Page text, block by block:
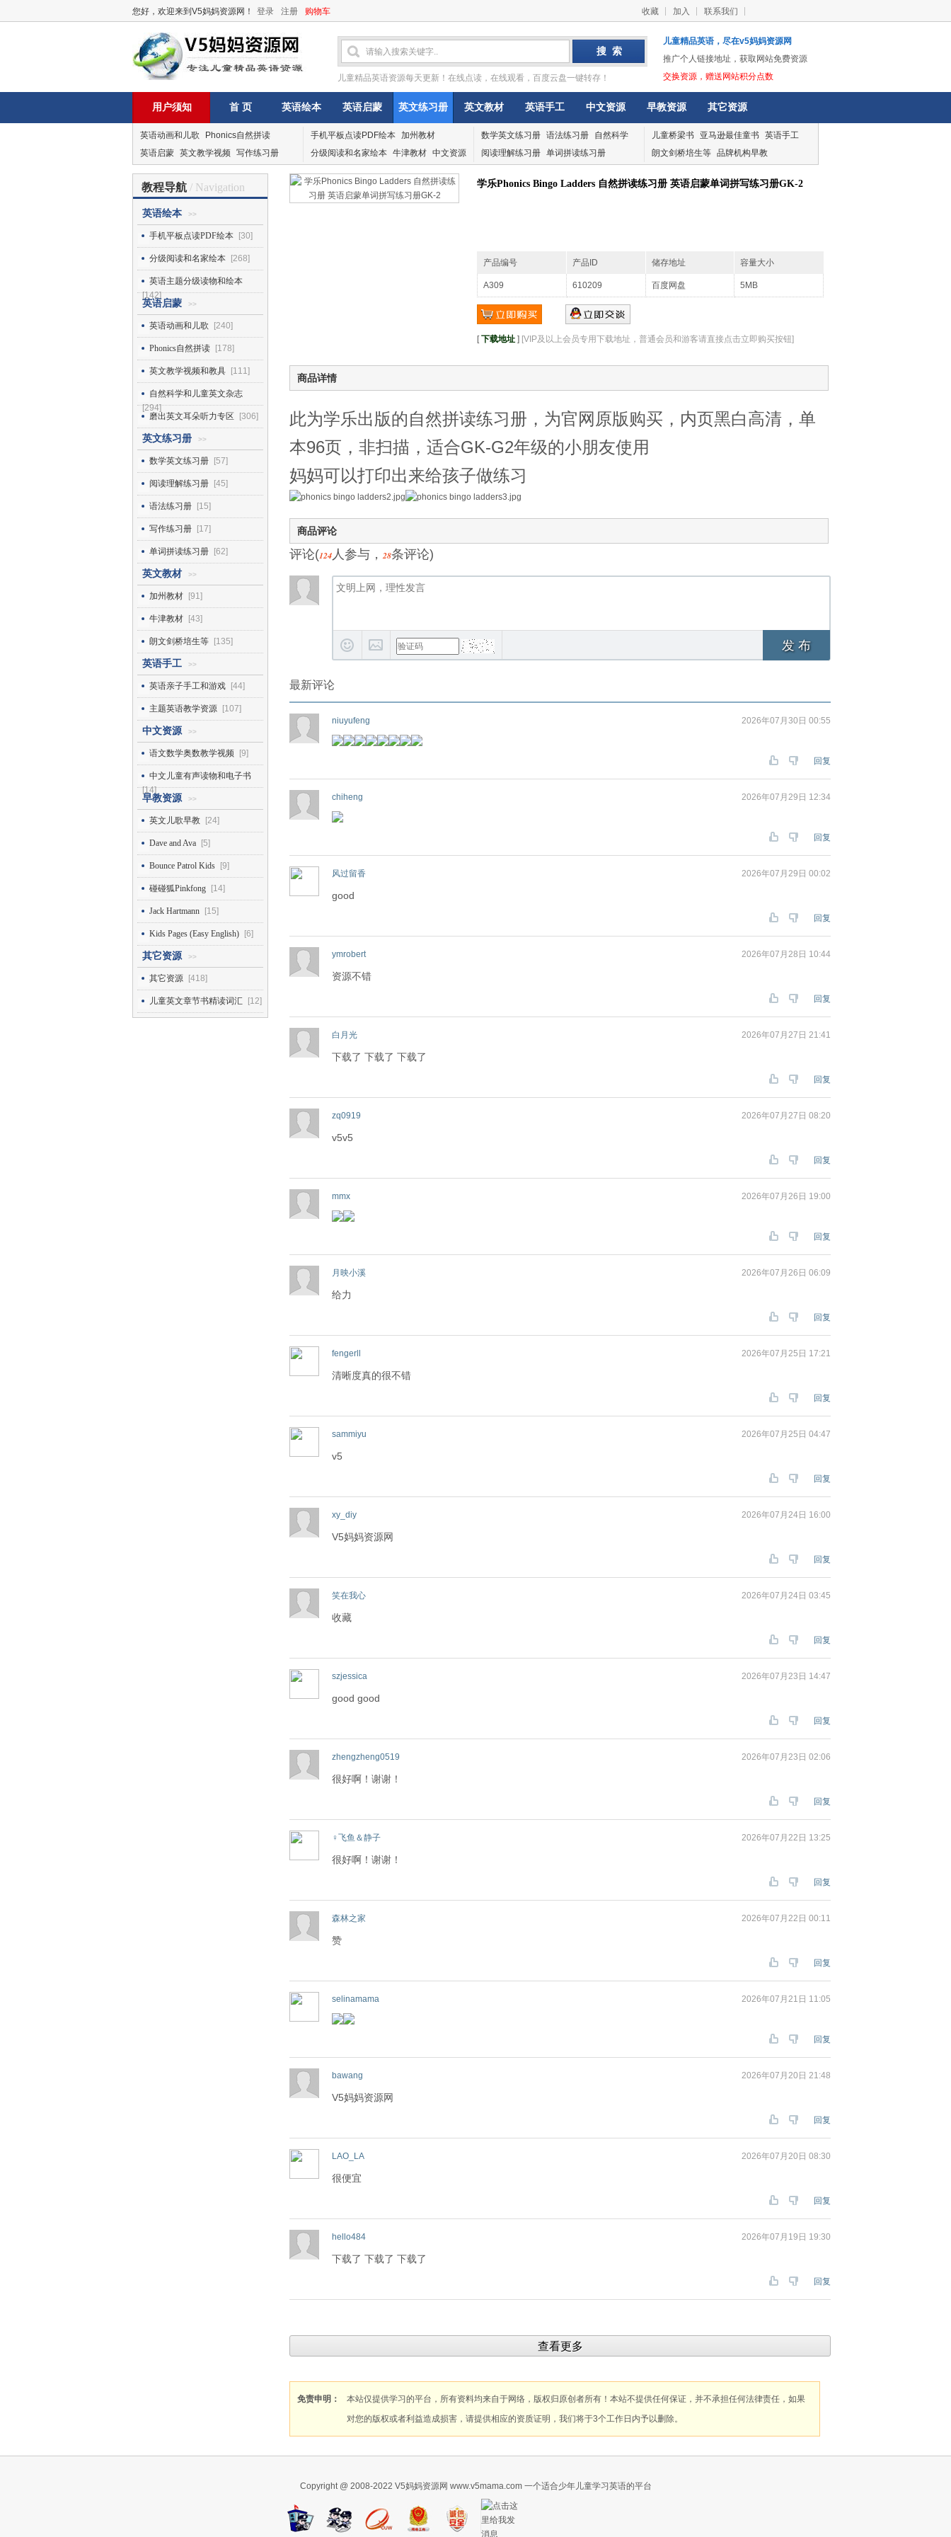
您好，欢迎来到V5妈妈资源网！ 登录 注册 购物车 收藏 加入 联系我们
儿童精品英语资源每天更新！在线点读，在线观看，百度云盘一键转存！
儿童精品英语，尽在v5妈妈资源网
推广个人链接地址，获取网站免费资源
交换资源，赠送网站积分点数
用户须知 首 页 英语绘本 英语启蒙 英文练习册 英文教材 英语手工 中文资源 早教资源 其它资源
英语动画和儿歌
Phonics自然拼读
英语启蒙 英文教学视频 写作练习册
手机平板点读PDF绘本 加州教材
分级阅读和名家绘本 牛津教材 中文资源
数学英文练习册 语法练习册
自然科学
阅读理解练习册 单词拼读练习册
儿童桥梁书 亚马逊最佳童书 英语手工
朗文剑桥培生等 品牌机构早教
教程导航 / Navigation
英语绘本 >>
手机平板点读PDF绘本 [30]
分级阅读和名家绘本 [268]
英语主题分级读物和绘本
[142]
英语启蒙 >>
英语动画和儿歌 [240]
Phonics自然拼读 [178]
英文教学视频和教具 [111]
自然科学和儿童英文杂志
[294]
磨出英文耳朵听力专区
[306]
英文练习册 >>
数学英文练习册 [57]
阅读理解练习册 [45]
语法练习册 [15]
写作练习册 [17]
单词拼读练习册 [62]
英文教材 >>
加州教材 [91]
牛津教材 [43]
朗文剑桥培生等 [135]
英语手工 >>
英语亲子手工和游戏 [44]
主题英语教学资源 [107]
中文资源 >>
语文数学奥数教学视频 [9]
中文儿童有声读物和电子书
[14]
早教资源 >>
英文儿歌早教 [24]
Dave and Ava [5]
Bounce Patrol Kids [9]
碰碰狐Pinkfong [14]
Jack Hartmann [15]
Kids Pages (Easy English) [6]
其它资源 >>
其它资源 [418]
儿童英文章节书精读词汇 [12]
学乐Phonics Bingo Ladders 自然拼读练习册 英语启蒙单词拼写练习册GK-2
产品编号 产品ID 储存地址 容量大小
A309 610209 百度网盘 5MB
[下载地址 ] [VIP及以上会员专用下载地址，普通会员和游客请直接点击立即购买按钮]
商品详情
此为学乐出版的自然拼读练习册，为官网原版购买，内页黑白高清，单
本96页，非扫描，适合GK-G2年级的小朋友使用
妈妈可以打印出来给孩子做练习
商品评论
评论(124人参与，28条评论)
发 布
最新评论
niuyufeng 2026年07月30日 00:55
回复
chiheng 2026年07月29日 12:34
回复
风过留香 2026年07月29日 00:02
good
回复
ymrobert 2026年07月28日 10:44
资源不错
回复
白月光 2026年07月27日 21:41
下载了 下载了 下载了
回复
zq0919 2026年07月27日 08:20
v5v5
回复
mmx 2026年07月26日 19:00
回复
月映小溪 2026年07月26日 06:09
给力
回复
fengerll 2026年07月25日 17:21
清晰度真的很不错
回复
sammiyu 2026年07月25日 04:47
v5
回复
xy_diy 2026年07月24日 16:00
V5妈妈资源网
回复
笑在我心 2026年07月24日 03:45
收藏
回复
szjessica 2026年07月23日 14:47
good good
回复
zhengzheng0519 2026年07月23日 02:06
很好啊！谢谢！
回复
♀飞鱼＆静子 2026年07月22日 13:25
很好啊！谢谢！
回复
森林之家 2026年07月22日 00:11
赞
回复
selinamama 2026年07月21日 11:05
回复
bawang 2026年07月20日 21:48
V5妈妈资源网
回复
LAO_LA 2026年07月20日 08:30
很便宜
回复
hello484 2026年07月19日 19:30
下载了 下载了 下载了
回复
查看更多
免责申明：
本站仅提供学习的平台，所有资料均来自于网络，版权归原创者所有！本站不提供任何保证，并不承担任何法律责任，如果
对您的版权或者利益造成损害，请提供相应的资质证明，我们将于3个工作日内予以删除。
Copyright @ 2008-2022 V5妈妈资源网 www.v5mama.com 一个适合少年儿童学习英语的平台